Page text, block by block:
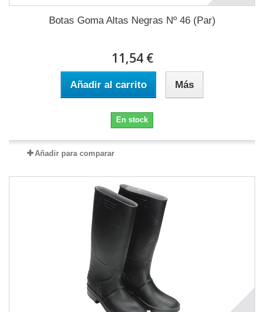
Botas Goma Altas Negras Nº 46 (Par)
11,54 €
Añadir al carrito Más
En stock
Añadir para comparar